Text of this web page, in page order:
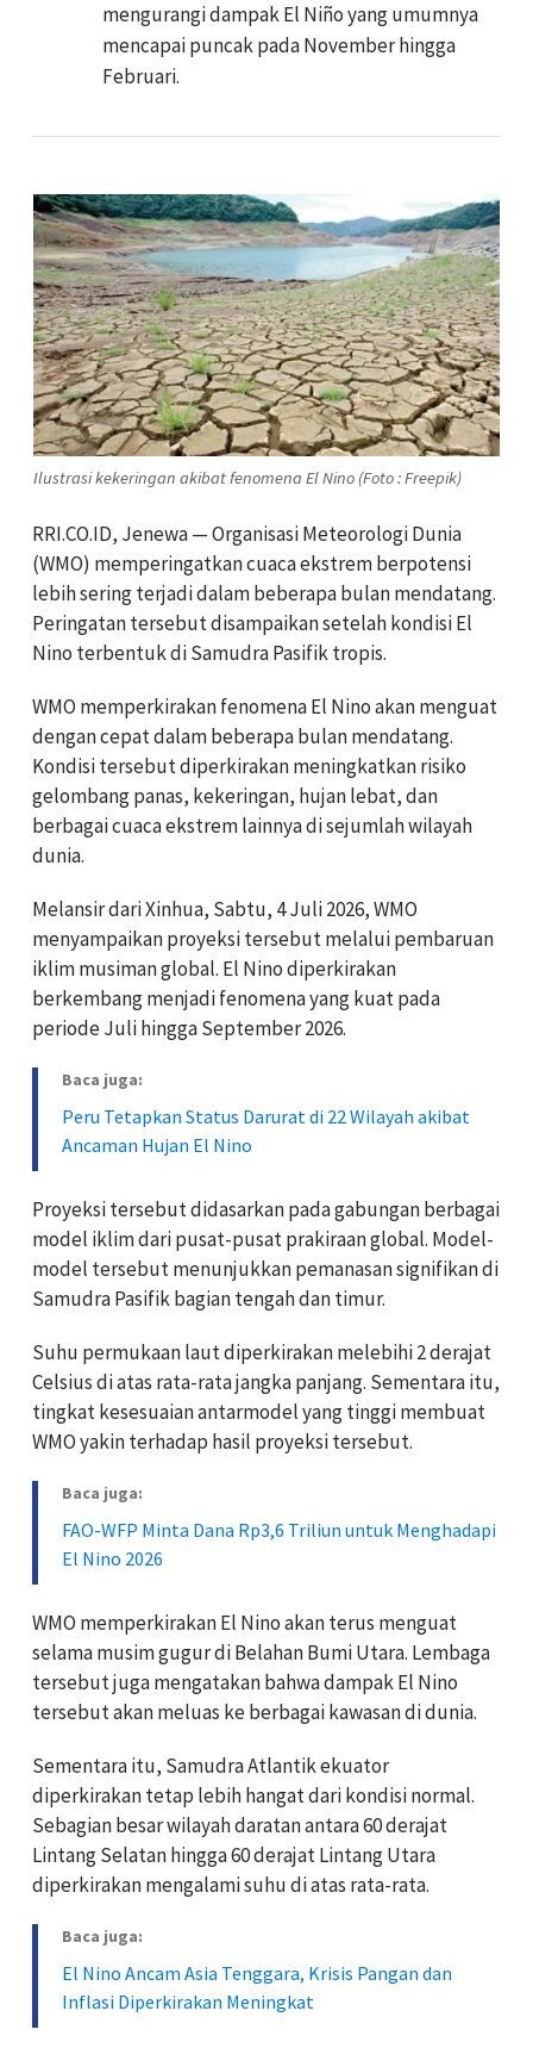
mengurangi dampak El Niño yang umumnya
mencapai puncak pada November hingga
Februari.
Ilustrasi kekeringan akibat fenomena El Nino (Foto : Freepik)
RRI.CO.ID, Jenewa — Organisasi Meteorologi Dunia
(WMO) memperingatkan cuaca ekstrem berpotensi
lebih sering terjadi dalam beberapa bulan mendatang.
Peringatan tersebut disampaikan setelah kondisi El
Nino terbentuk di Samudra Pasifik tropis.
WMO memperkirakan fenomena El Nino akan menguat
dengan cepat dalam beberapa bulan mendatang.
Kondisi tersebut diperkirakan meningkatkan risiko
gelombang panas, kekeringan, hujan lebat, dan
berbagai cuaca ekstrem lainnya di sejumlah wilayah
dunia.
Melansir dari Xinhua, Sabtu, 4 Juli 2026, WMO
menyampaikan proyeksi tersebut melalui pembaruan
iklim musiman global. El Nino diperkirakan
berkembang menjadi fenomena yang kuat pada
periode Juli hingga September 2026.
Baca juga:
Peru Tetapkan Status Darurat di 22 Wilayah akibat
Ancaman Hujan El Nino
Proyeksi tersebut didasarkan pada gabungan berbagai
model iklim dari pusat-pusat prakiraan global. Model-
model tersebut menunjukkan pemanasan signifikan di
Samudra Pasifik bagian tengah dan timur.
Suhu permukaan laut diperkirakan melebihi 2 derajat
Celsius di atas rata-rata jangka panjang. Sementara itu,
tingkat kesesuaian antarmodel yang tinggi membuat
WMO yakin terhadap hasil proyeksi tersebut.
Baca juga:
FAO-WFP Minta Dana Rp3,6 Triliun untuk Menghadapi
El Nino 2026
WMO memperkirakan El Nino akan terus menguat
selama musim gugur di Belahan Bumi Utara. Lembaga
tersebut juga mengatakan bahwa dampak El Nino
tersebut akan meluas ke berbagai kawasan di dunia.
Sementara itu, Samudra Atlantik ekuator
diperkirakan tetap lebih hangat dari kondisi normal.
Sebagian besar wilayah daratan antara 60 derajat
Lintang Selatan hingga 60 derajat Lintang Utara
diperkirakan mengalami suhu di atas rata-rata.
Baca juga:
El Nino Ancam Asia Tenggara, Krisis Pangan dan
Inflasi Diperkirakan Meningkat